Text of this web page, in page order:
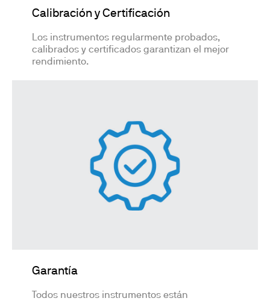
Calibración y Certificación
Los instrumentos regularmente probados,
calibrados y certificados garantizan el mejor
rendimiento.
Garantía
Todos nuestros instrumentos están